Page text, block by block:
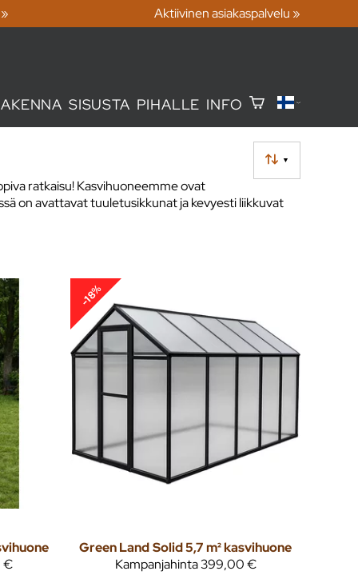
Aktiivinen asiakaspalvelu »
SISUSTA PIHALLE INFO
▼
ratkaisu! Kasvihuoneemme ovat
on avattavat tuuletusikkunat ja kevyesti liikkuvat
€
-18%
Green LandSolid 5,7 m² kasvihuone
Kampanjahinta399,00 €